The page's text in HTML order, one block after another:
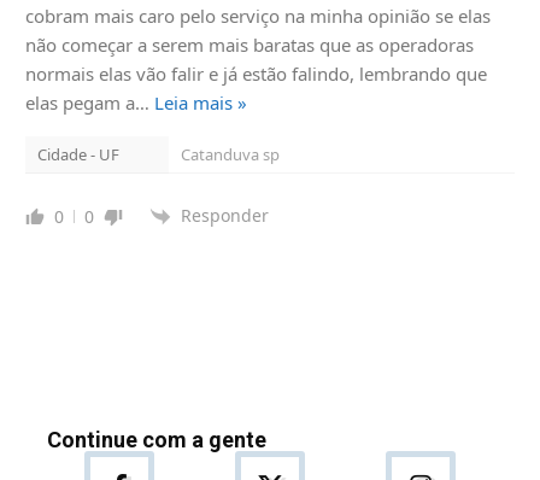
cobram mais caro pelo serviço na minha opinião se elas
não começar a serem mais baratas que as operadoras
normais elas vão falir e já estão falindo, lembrando que
elas pegam a… Leia mais »
Cidade - UF Catanduva sp
0 0 Responder
Continue com a gente